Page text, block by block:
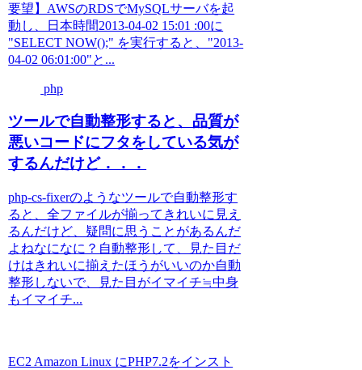
要望】AWSのRDSでMySQLサーバを起
動し、日本時間2013-04-02 15:01 :00に
"SELECT NOW();" を実行すると、"2013-
04-02 06:01:00"と...
php
ツールで自動整形すると、品質が
悪いコードにフタをしている気が
するんだけど．．．
php-cs-fixerのようなツールで自動整形す
ると、全ファイルが揃ってきれいに見え
るんだけど、疑問に思うことがあるんだ
よねなになに？自動整形して、見た目だ
けはきれいに揃えたほうがいいのか自動
整形しないで、見た目がイマイチ≒中身
もイマイチ...
EC2 Amazon Linux にPHP7.2をインスト